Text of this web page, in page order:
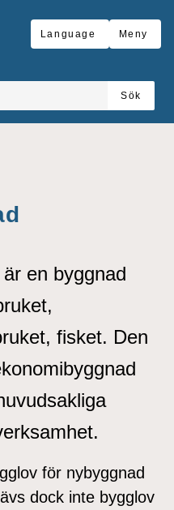
Language Meny
Sök
en byggnad
fisket. Den
för nybyggnad
dock inte bygglov